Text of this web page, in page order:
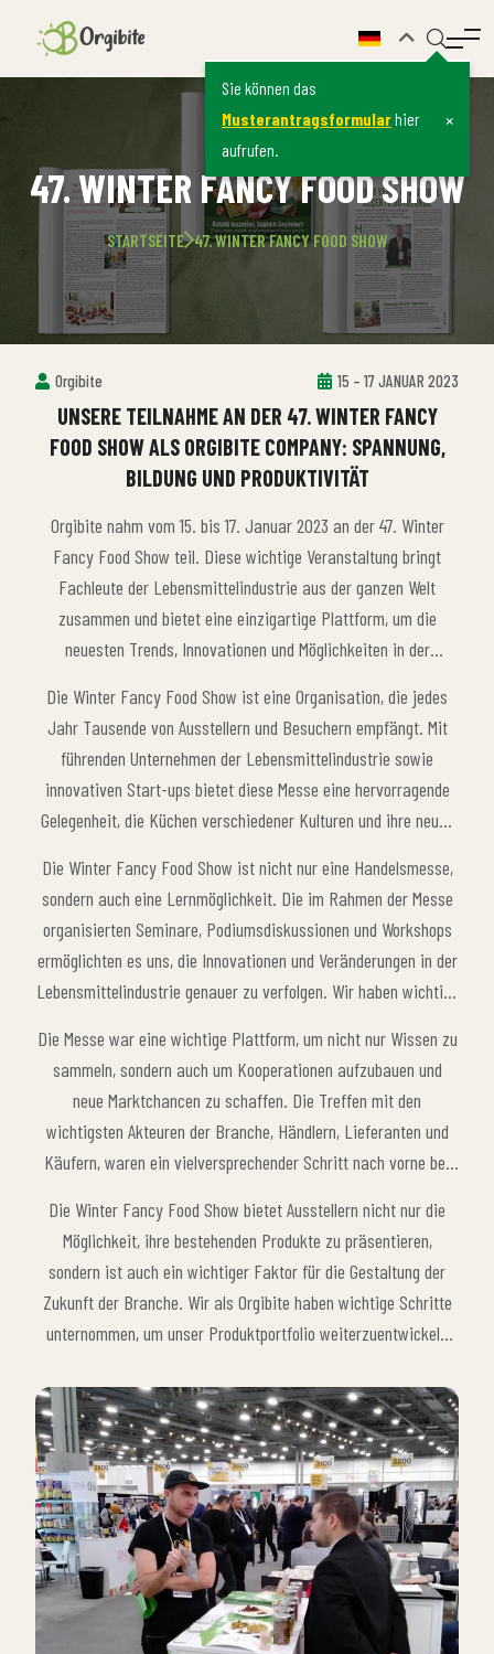
Sie können das
Musterantragsformularhier
aufrufen.
×
47. WINTER FANCY FOOD SHOW
STARTSEITE 47. WINTER FANCY FOOD SHOW
Orgibite 15 – 17 JANUAR 2023
UNSERE TEILNAHME AN DER 47. WINTER FANCY
FOOD SHOW ALS ORGIBITE COMPANY: SPANNUNG,
BILDUNG UND PRODUKTIVITÄT
Orgibite nahm vom 15. bis 17. Januar 2023 an der 47. Winter
Fancy Food Show teil. Diese wichtige Veranstaltung bringt
Fachleute der Lebensmittelindustrie aus der ganzen Welt
zusammen und bietet eine einzigartige Plattform, um die
neuesten Trends, Innovationen und Möglichkeiten in der
und produktive Erfahrung für uns. Unsere Teilnahme bot uns
unschätzbare Möglichkeiten, nicht nur unsere bestehenden
Produkte zu bewerben, sondern auch die Branche
mitzugestalten.
Die Winter Fancy Food Show ist eine Organisation, die jedes
Jahr Tausende von Ausstellern und Besuchern empfängt. Mit
führenden Unternehmen der Lebensmittelindustrie sowie
innovativen Start-ups bietet diese Messe eine hervorragende
Gelegenheit, die Küchen verschiedener Kulturen und ihre neuen
während der Messe die Produkte unseres Unternehmens
vorgestellt. Es war spannend, das Potenzial unserer neuen
Produkte zu sehen und zu testen, wie sie sich auf den
internationalen Märkten auswirken können. Außerdem konnten
wir durch den Austausch mit anderen Ausstellern innovative
Ideen in der Branche beobachten.
Die Winter Fancy Food Show ist nicht nur eine Handelsmesse,
sondern auch eine Lernmöglichkeit. Die im Rahmen der Messe
organisierten Seminare, Podiumsdiskussionen und Workshops
ermöglichten es uns, die Innovationen und Veränderungen in der
Lebensmittelindustrie genauer zu verfolgen. Wir haben wichtige
gesundheitsorientierte Produkte und innovative
Produktionstechniken erhalten, die die Zukunft der
Lebensmittelindustrie prägen werden. Als Orgibite wollen wir
neue Ideen und Strategien entwickeln, die wir mit diesen
wertvollen Informationen stärker auf den Markt bringen können.
Die Messe hat uns dabei geholfen, die Vision unseres
Unternehmens zu erweitern, indem wir von den Erfahrungen
führender Namen der Branche profitieren konnten.
Die Messe war eine wichtige Plattform, um nicht nur Wissen zu
sammeln, sondern auch um Kooperationen aufzubauen und
neue Marktchancen zu schaffen. Die Treffen mit den
wichtigsten Akteuren der Branche, Händlern, Lieferanten und
Käufern, waren ein vielversprechender Schritt nach vorne bei
Show bot eine wichtige Gelegenheit, unsere internationale
Bekanntheit zu steigern, unsere Exportmärkte zu erweitern und
uns neuen Märkten zu öffnen. Solche Veranstaltungen helfen
uns nicht nur, unsere strategischen Ziele innerhalb des
Unternehmens zu erreichen, sondern ermöglichen es uns auch,
auf dem Laufenden zu bleiben.
Die Winter Fancy Food Show bietet Ausstellern nicht nur die
Möglichkeit, ihre bestehenden Produkte zu präsentieren,
sondern ist auch ein wichtiger Faktor für die Gestaltung der
Zukunft der Branche. Wir als Orgibite haben wichtige Schritte
unternommen, um unser Produktportfolio weiterzuentwickeln
dieser Messe gesammelten Erfahrungen prägen werden. Um im
Lebensmittelsektor erfolgreich zu sein, reicht es nicht aus, nur
Qualitätsprodukte anzubieten; es ist auch wichtig, die Dynamik
in diesem Sektor gut zu verstehen und innovative und
nachhaltige Lösungen zu entwickeln. Diese Messe war für uns
eine sehr wertvolle Erfahrung, um diese Vision zu verwirklichen.